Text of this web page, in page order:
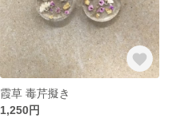
霞草 毒芹擬き
1,250円